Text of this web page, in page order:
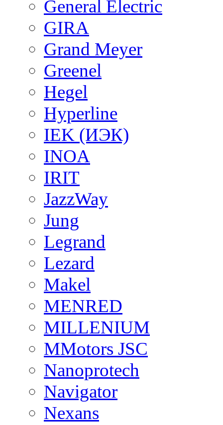
General Electric
GIRA
Grand Meyer
Greenel
Hegel
Hyperline
IEK (ИЭК)
INOA
IRIT
JazzWay
Jung
Legrand
Lezard
Makel
MENRED
MILLENIUM
MMotors JSC
Nanoprotech
Navigator
Nexans